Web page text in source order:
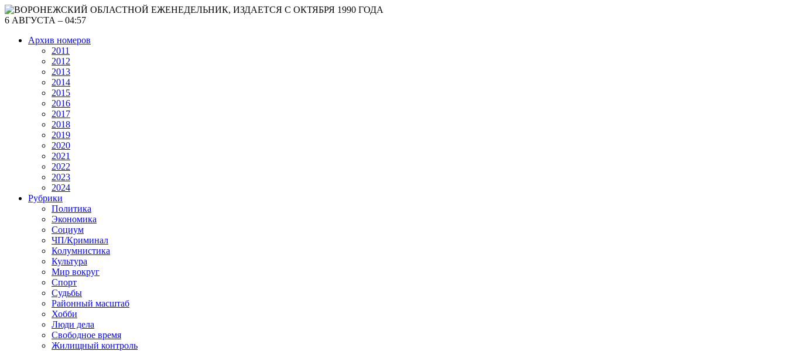
6 АВГУСТА – 04:57
Архив номеров
2011
2012
2013
2014
2015
2016
2017
2018
2019
2020
2021
2022
2023
2024
Рубрики
Политика
Экономика
Социум
ЧП/Криминал
Колумнистика
Культура
Мир вокруг
Спорт
Судьбы
Районный масштаб
Хобби
Люди дела
Свободное время
Жилищный контроль